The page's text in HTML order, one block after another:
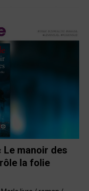
Le manoir des
la folie